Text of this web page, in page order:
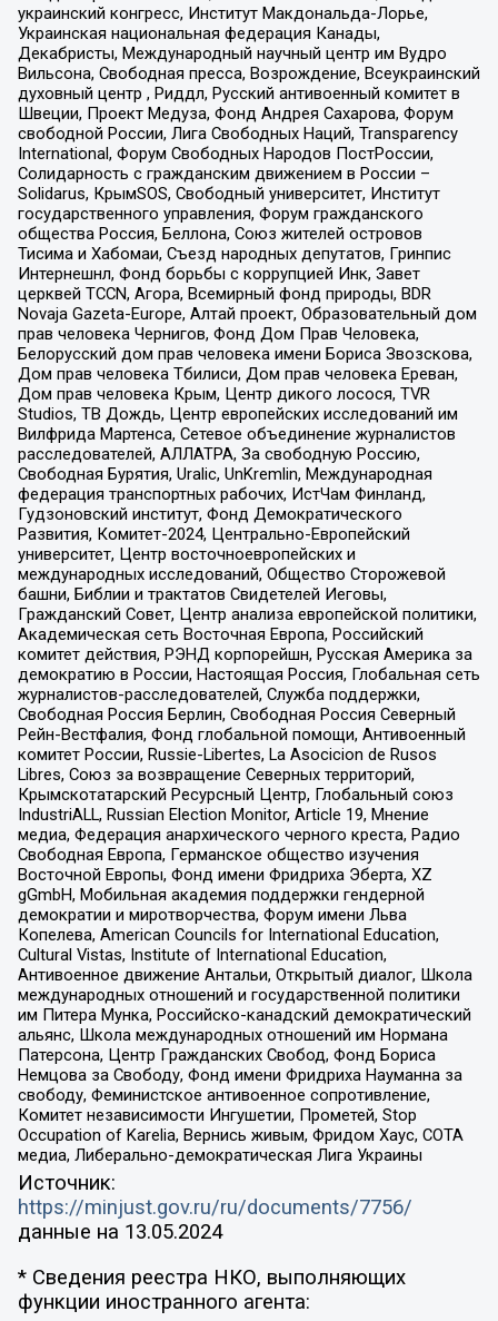
украинский конгресс, Институт Макдональда-Лорье,
Украинская национальная федерация Канады,
Декабристы, Международный научный центр им Вудро
Вильсона, Свободная пресса, Возрождение, Всеукраинский
духовный центр , Риддл, Русский антивоенный комитет в
Швеции, Проект Медуза, Фонд Андрея Сахарова, Форум
свободной России, Лига Свободных Наций, Transparеncy
International, Форум Свободных Народов ПостРоссии,
Солидарность с гражданским движением в России –
Solidarus, КрымSOS, Свободный университет, Институт
государственного управления, Форум гражданского
общества Россия, Беллона, Союз жителей островов
Тисима и Хабомаи, Съезд народных депутатов, Гринпис
Интернешнл, Фонд борьбы с коррупцией Инк, Завет
церквей TCCN, Агора, Всемирный фонд природы, BDR
Novaja Gazeta-Europe, Алтай проект, Образовательный дом
прав человека Чернигов, Фонд Дом Прав Человека,
Белорусский дом прав человека имени Бориса Звозскова,
Дом прав человека Тбилиси, Дом прав человека Ереван,
Дом прав человека Крым, Центр дикого лосося, TVR
Studios, ТВ Дождь, Центр европейских исследований им
Вилфрида Мартенса, Сетевое объединение журналистов
расследователей, АЛЛАТРА, За свободную Россию,
Свободная Бурятия, Uralic, UnKremlin, Международная
федерация транспортных рабочих, ИстЧам Финланд,
Гудзоновский институт, Фонд Демократического
Развития, Комитет-2024, Центрально-Европейский
университет, Центр восточноевропейских и
международных исследований, Общество Сторожевой
башни, Библии и трактатов Свидетелей Иеговы,
Гражданский Совет, Центр анализа европейской политики,
Академическая сеть Восточная Европа, Российский
комитет действия, РЭНД корпорейшн, Русская Америка за
демократию в России, Настоящая Россия, Глобальная сеть
журналистов-расследователей, Служба поддержки,
Свободная Россия Берлин, Свободная Россия Северный
Рейн-Вестфалия, Фонд глобальной помощи, Антивоенный
комитет России, Russie-Libertes, La Asocicion de Rusos
Libres, Союз за возвращение Северных территорий,
Крымскотатарский Ресурсный Центр, Глобальный союз
IndustriALL, Russian Election Monitor, Article 19, Мнение
медиа, Федерация анархического черного креста, Радио
Свободная Европа, Германское общество изучения
Восточной Европы, Фонд имени Фридриха Эберта, XZ
gGmbH, Мобильная академия поддержки гендерной
демократии и миротворчества, Форум имени Льва
Копелева, American Councils for International Education,
Cultural Vistas, Institute of International Education,
Антивоенное движение Антальи, Открытый диалог, Школа
международных отношений и государственной политики
им Питера Мунка, Российско-канадский демократический
альянс, Школа международных отношений им Нормана
Патерсона, Центр Гражданских Свобод, Фонд Бориса
Немцова за Свободу, Фонд имени Фридриха Науманна за
свободу, Феминистское антивоенное сопротивление,
Комитет независимости Ингушетии, Прометей, Stop
Occupation of Karelia, Вернись живым, Фридом Хаус, СОТА
медиа, Либерально-демократическая Лига Украины
Источник:
https://minjust.gov.ru/ru/documents/7756/
данные на 13.05.2024
* Сведения реестра НКО, выполняющих
функции иностранного агента: